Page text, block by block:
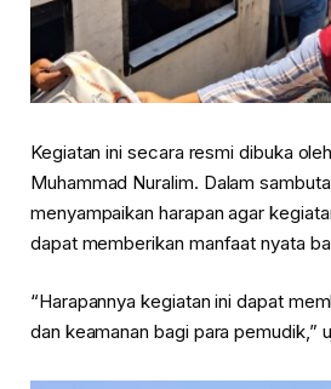
Kegiatan ini secara resmi dibuka
Muhammad Nuralim. Dalam
menyampaikan harapan agar
dapat memberikan manfaat nyata
“Harapannya kegiatan ini dapat
dan keamanan bagi para pemudik,”